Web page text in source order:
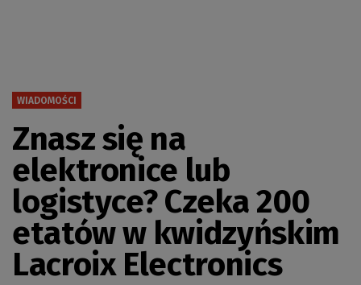
WIADOMOŚCI
Znasz się na
elektronice lub
logistyce? Czeka 200
etatów w kwidzyńskim
Lacroix Electronics